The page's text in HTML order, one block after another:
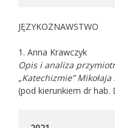
JĘZYKOZNAWSTWO
1. Anna Krawczyk
Opis i analiza
„Katechizmie” Mikołaja
(pod kierunkiem dr hab.